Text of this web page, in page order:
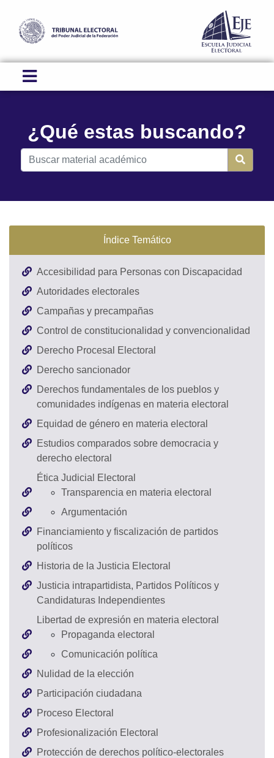
¿Qué estas buscando?
Índice Temático
Accesibilidad para Personas con Discapacidad
Autoridades electorales
Campañas y precampañas
Control de constitucionalidad y convencionalidad
Derecho Procesal Electoral
Derecho sancionador
Derechos fundamentales de los pueblos y
comunidades indígenas en materia electoral
Equidad de género en materia electoral
Estudios comparados sobre democracia y
derecho electoral
Ética Judicial Electoral
Transparencia en materia electoral
Argumentación
Financiamiento y fiscalización de partidos
políticos
Historia de la Justicia Electoral
Justicia intrapartidista, Partidos Políticos y
Candidaturas Independientes
Libertad de expresión en materia electoral
Propaganda electoral
Comunicación política
Nulidad de la elección
Participación ciudadana
Proceso Electoral
Profesionalización Electoral
Protección de derechos político-electorales